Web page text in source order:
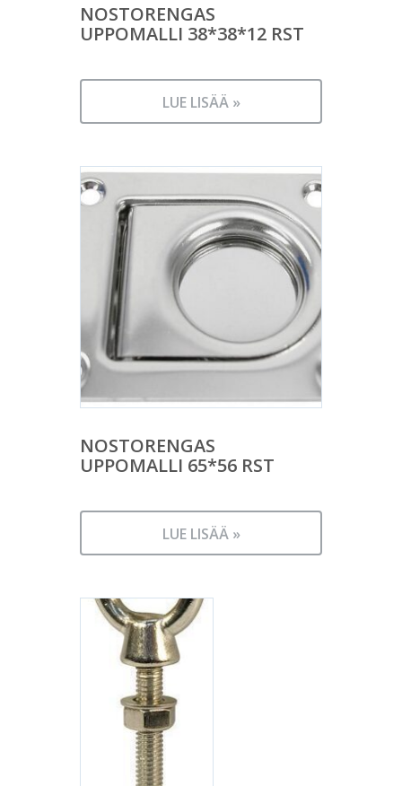
NOSTORENGAS
UPPOMALLI 38*38*12 RST
LUE LISÄÄ »
NOSTORENGAS
UPPOMALLI 65*56 RST
LUE LISÄÄ »